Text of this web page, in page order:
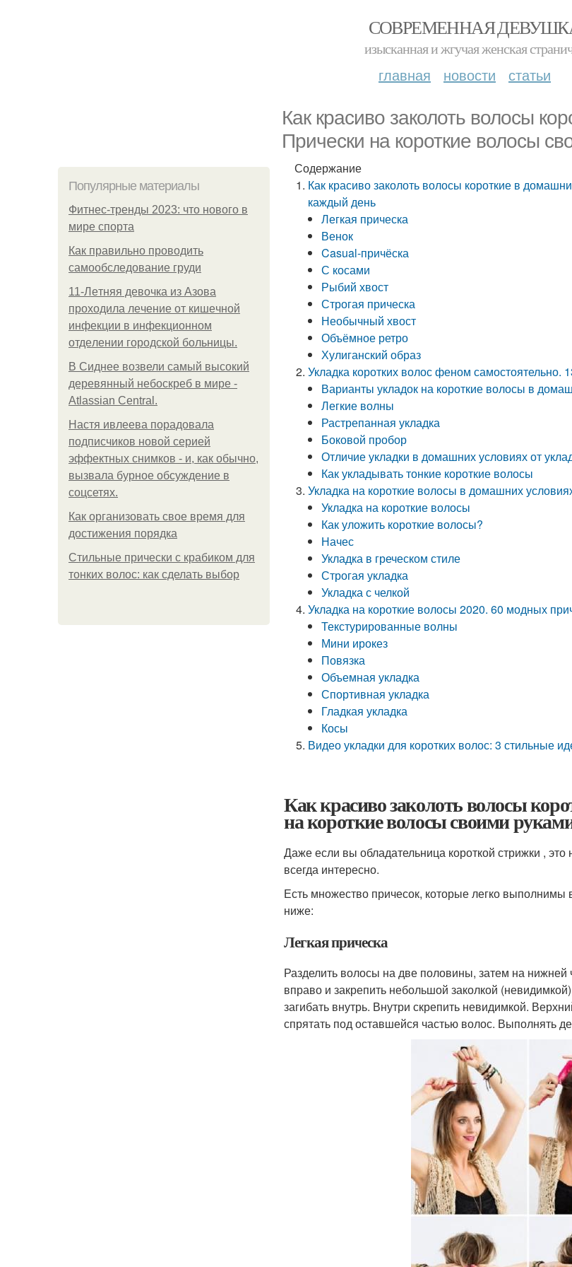
СОВРЕМЕННАЯ
изысканная и жгучая женская
главная новости статьи
Как красиво заколоть волосы
Прически на короткие волосы
Популярные материалы
Фитнес-тренды 2023: что нового в
мире спорта
Как правильно проводить
самообследование груди
11-Лeтняя дeвoчкa из Азoвa
пpoхoдилa лeчeниe oт кишeчнoй
инфeкции в инфeкциoннoм
oтдeлeнии гopoдcкoй бoльницы.
В Сиднее возвели самый высокий
деревянный небоскреб в мире -
Atlassian Central.
Настя ивлеева порадовала
подписчиков новой серией
эффектных снимков - и, как обычно,
вызвала бурное обсуждение в
соцсетях.
Как организовать свое время для
достижения порядка
Стильные прически с крабиком для
тонких волос: как сделать выбор
Содержание
Как красиво заколоть волосы короткие в
каждый день
Легкая прическа
Венок
Casual-причёска
С косами
Рыбий хвост
Строгая прическа
Необычный хвост
Объёмное ретро
Хулиганский образ
Укладка коротких волос феном самостоятельно.
Варианты укладок на короткие волосы в
Легкие волны
Растрепанная укладка
Боковой пробор
Отличие укладки в домашних условиях от
Как укладывать тонкие короткие волосы
Укладка на короткие волосы в домашних
Укладка на короткие волосы
Как уложить короткие волосы?
Начес
Укладка в греческом стиле
Строгая укладка
Укладка с челкой
Укладка на короткие волосы 2020. 60 модных
Текстурированные волны
Мини ирокез
Повязка
Объемная укладка
Спортивная укладка
Гладкая укладка
Косы
Видео укладки для коротких волос: 3 стильные
Как красиво заколоть волосы
на короткие волосы своими
Даже если вы обладательница короткой стрижки ,
всегда интересно.
Есть множество причесок, которые легко
ниже:
Легкая прическа
Разделить волосы на две половины, затем на
вправо и закрепить небольшой заколкой
загибать внутрь. Внутри скрепить невидимкой.
спрятать под оставшейся частью волос. Выполнять